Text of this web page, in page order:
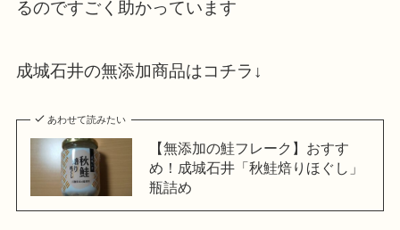
るのですごく助かっています
成城石井の無添加商品はコチラ↓
あわせて読みたい
【無添加の鮭フレーク】おすす
め！成城石井「秋鮭焙りほぐし」
瓶詰め